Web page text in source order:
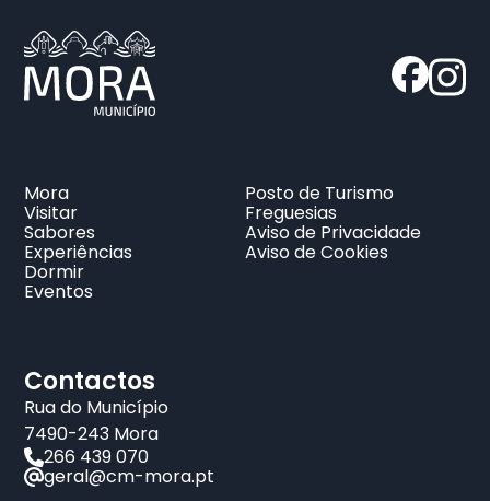
Mora
Visitar
Sabores
Experiências
Dormir
Eventos
Posto de Turismo
Freguesias
Aviso de Privacidade
Aviso de Cookies
Contactos
Rua do Município
7490-243 Mora
266 439 070
geral@cm-mora.pt